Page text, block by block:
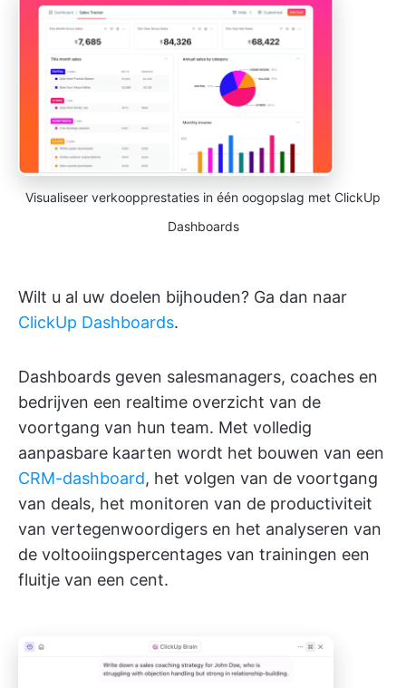
Visualiseer verkoopprestaties in één oogopslag met ClickUp
Dashboards
Wilt u al uw doelen bijhouden? Ga dan naar
ClickUp Dashboards.
Dashboards geven salesmanagers, coaches en
bedrijven een realtime overzicht van de
voortgang van hun team. Met volledig
aanpasbare kaarten wordt het bouwen van een
CRM-dashboard, het volgen van de voortgang
van deals, het monitoren van de productiviteit
van vertegenwoordigers en het analyseren van
de voltooiingspercentages van trainingen een
fluitje van een cent.